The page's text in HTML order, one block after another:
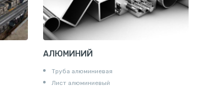
АЛЮМИНИЙ
Труба алюминиевая
Лист алюминиевый